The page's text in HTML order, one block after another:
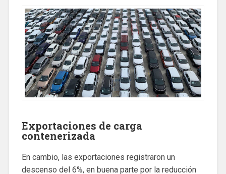
Exportaciones de carga
contenerizada
En cambio, las exportaciones registraron un
descenso del 6%, en buena parte por la reducción